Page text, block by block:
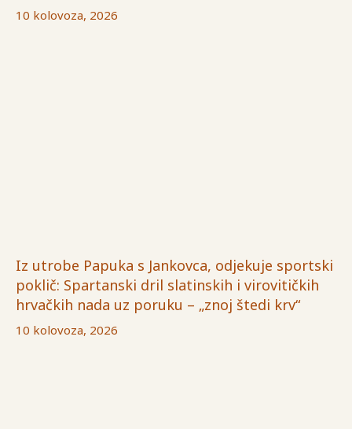
10 kolovoza, 2026
Iz utrobe Papuka s Jankovca, odjekuje sportski
poklič: Spartanski dril slatinskih i virovitičkih
hrvačkih nada uz poruku – „znoj štedi krv“
10 kolovoza, 2026